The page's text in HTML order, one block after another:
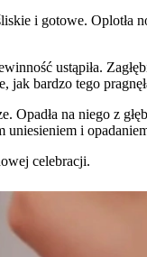
i gotowe. Oplotła
ustąpiła.
jak bardzo tego
Opadła na niego z
i
celebracji.